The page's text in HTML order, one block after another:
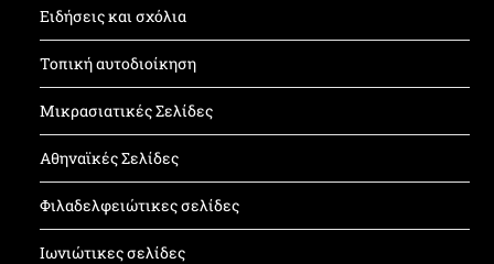
Ειδήσεις και σχόλια
Τοπική αυτοδιοίκηση
Μικρασιατικές Σελίδες
Αθηναϊκές Σελίδες
Φιλαδελφειώτικες σελίδες
Ιωνιώτικες σελίδες